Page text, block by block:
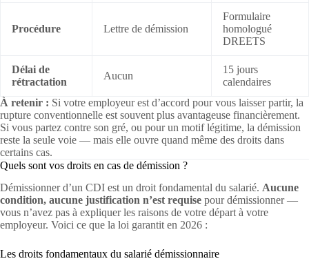
Procédure Lettre de démission
Formulaire
homologué
DREETS
Délai de
rétractation
Aucun
15 jours
calendaires
À retenir : Si votre employeur est d’accord pour vous laisser partir, la
rupture conventionnelle est souvent plus avantageuse financièrement.
Si vous partez contre son gré, ou pour un motif légitime, la démission
reste la seule voie — mais elle ouvre quand même des droits dans
certains cas.
Quels sont vos droits en cas de démission ?
Démissionner d’un CDI est un droit fondamental du salarié. Aucune
condition, aucune justification n’est requise pour démissionner —
vous n’avez pas à expliquer les raisons de votre départ à votre
employeur. Voici ce que la loi garantit en 2026 :
Les droits fondamentaux du salarié démissionnaire